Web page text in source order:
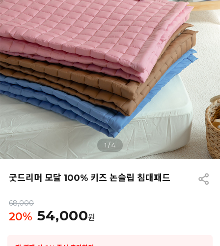
1 /4
굿드리머 모달 100% 키즈 논슬립 침대패드
68,000
20% 54,000원